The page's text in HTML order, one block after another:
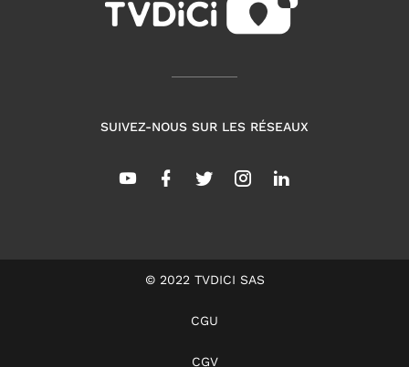
SUIVEZ-NOUS SUR LES RÉSEAUX
© 2022 TVDICI SAS
CGU
CGV